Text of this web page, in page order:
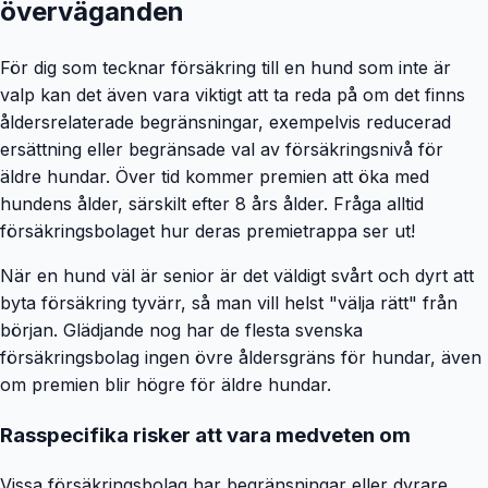
överväganden
För dig som tecknar försäkring till en hund som inte är
valp kan det även vara viktigt att ta reda på om det finns
åldersrelaterade begränsningar, exempelvis reducerad
ersättning eller begränsade val av försäkringsnivå för
äldre hundar. Över tid kommer premien att öka med
hundens ålder, särskilt efter 8 års ålder. Fråga alltid
försäkringsbolaget hur deras premietrappa ser ut!
När en hund väl är senior är det väldigt svårt och dyrt att
byta försäkring tyvärr, så man vill helst "välja rätt" från
början. Glädjande nog har de flesta svenska
försäkringsbolag ingen övre åldersgräns för hundar, även
om premien blir högre för äldre hundar.
Rasspecifika risker att vara medveten om